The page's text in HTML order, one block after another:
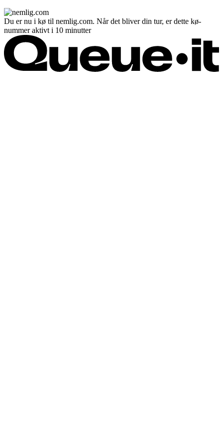
Du er nu i kø til nemlig.com. Når det bliver din tur, er dette kø-
nummer aktivt i 10 minutter